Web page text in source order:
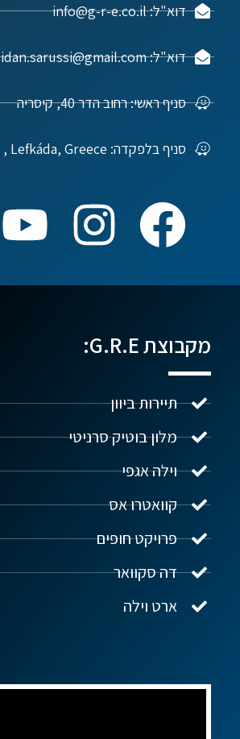
דוא"ל: info@g-r-e.co.il
דוא"ל: idan.sarussi@gmail.com
סניף ראשי: רחוב הדר 40, קיסריה
סניף בלפקדה: Ioannou Mela 6 , Lefkáda, Greece
מקבוצת G.R.E:
תיירות ביוון
מלון בוטיק סרניטי
וילה אגפי
קוואטרו אס
פרויקט חופים
דה סקוואר
ארט וילה
נדל"ן ביוון G.R.E
שלום! איך אפשר לעזור?